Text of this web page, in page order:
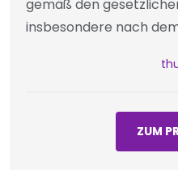
gemäß den
insbesondere nach
ZUM